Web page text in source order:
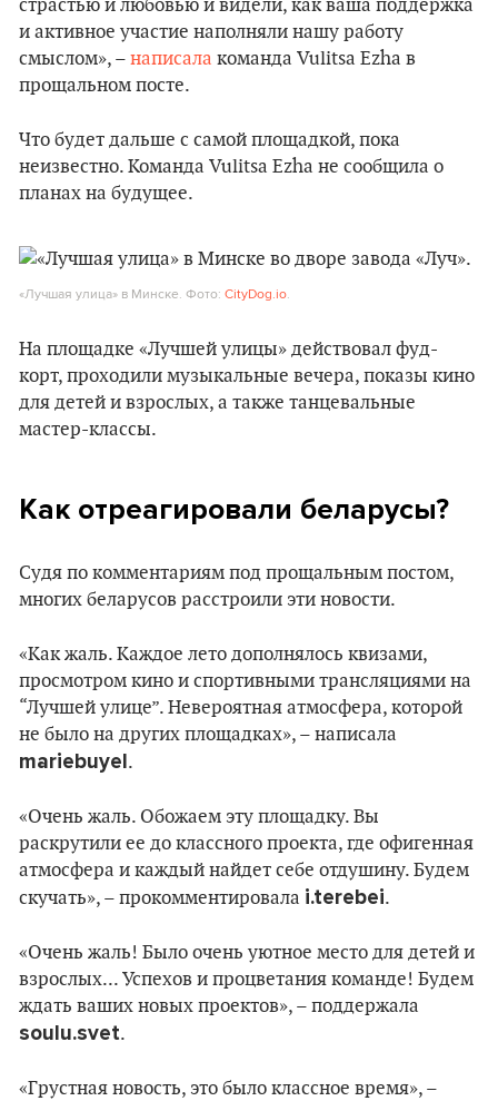
страстью и любовью и видели, как ваша поддержка
и активное участие наполняли нашу работу
смыслом», – написала команда Vulitsa Ezha в
прощальном посте.
Что будет дальше с самой площадкой, пока
неизвестно. Команда Vulitsa Ezha не сообщила о
планах на будущее.
«Лучшая улица» в Минске. Фото: CityDog.io.
На площадке «Лучшей улицы» действовал фуд-
корт, проходили музыкальные вечера, показы кино
для детей и взрослых, а также танцевальные
мастер-классы.
Как отреагировали беларусы?
Судя по комментариям под прощальным постом,
многих беларусов расстроили эти новости.
«Как жаль. Каждое лето дополнялось квизами,
просмотром кино и спортивными трансляциями на
“Лучшей улице”. Невероятная атмосфера, которой
не было на других площадках», – написала
mariebuyel.
«Очень жаль. Обожаем эту площадку. Вы
раскрутили ее до классного проекта, где офигенная
атмосфера и каждый найдет себе отдушину. Будем
скучать», – прокомментировала i.terebei.
«Очень жаль! Было очень уютное место для детей и
взрослых... Успехов и процветания команде! Будем
ждать ваших новых проектов», – поддержала
soulu.svet.
«Грустная новость, это было классное время», –